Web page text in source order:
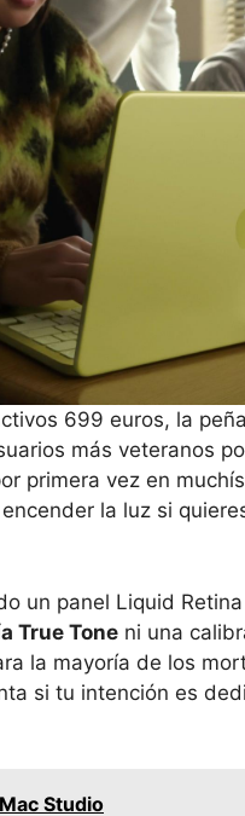
699 euros, la
más veteranos
primera vez en
la luz si
un panel Liquid
True Tone ni una
la mayoría de los
si tu intención es
Studio